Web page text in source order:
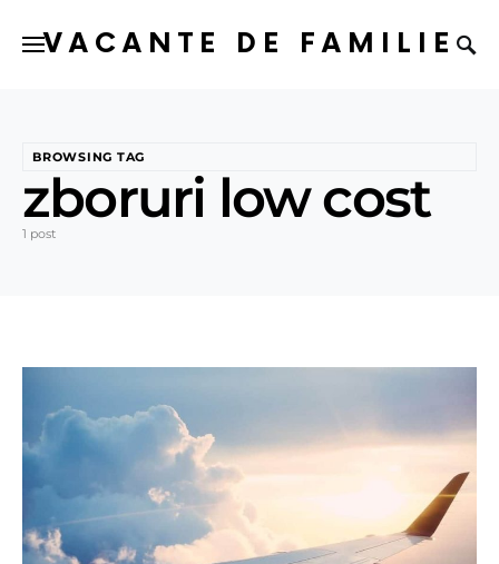
VACANTE DE FAMILIE
BROWSING TAG
zboruri low cost
1 post